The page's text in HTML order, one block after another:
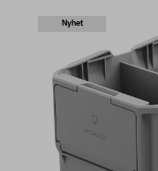
Nyhet